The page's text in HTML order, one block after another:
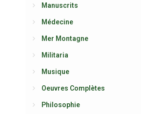
Manuscrits
Médecine
Mer Montagne
Militaria
Musique
Oeuvres Complètes
Philosophie